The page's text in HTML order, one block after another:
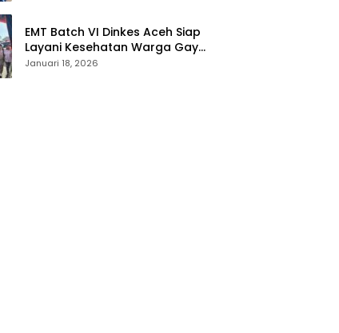
EMT Batch VI Dinkes Aceh Siap
Layani Kesehatan Warga Gayo
Lues, Ini Lokasi Yang Akan
Januari 18, 2026